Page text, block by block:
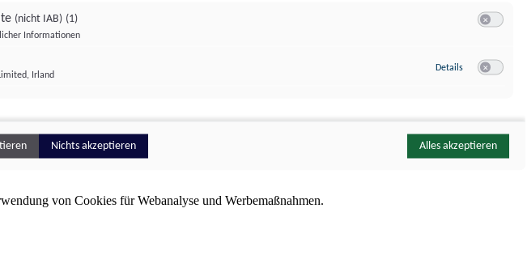
von Cookies für Webanalyse und Werbemaßnahmen.
(nicht IAB) (1)
Informationen
Irland
Details zu YouTube
Nichts akzeptieren Alles akzeptieren